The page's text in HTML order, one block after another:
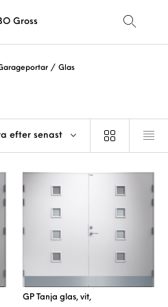
Gross
/ Glas
efter senast
GP Tanja glas, vit,